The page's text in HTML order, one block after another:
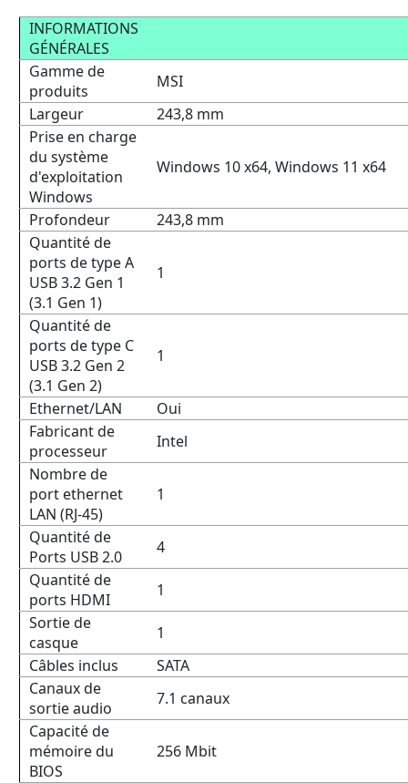
INFORMATIONS
GÉNÉRALES
Gamme de
produits
MSI
Largeur
243,8 mm
Prise en charge
du système
d'exploitation
Windows
Windows 10 x64, Windows 11 x64
Profondeur
243,8 mm
Quantité de
ports de type A
USB 3.2 Gen 1
(3.1 Gen 1)
1
Quantité de
ports de type C
USB 3.2 Gen 2
(3.1 Gen 2)
1
Ethernet/LAN
Oui
Fabricant de
processeur
Intel
Nombre de
port ethernet
LAN (RJ-45)
1
Quantité de
Ports USB 2.0
4
Quantité de
ports HDMI
1
Sortie de
casque
1
Câbles inclus
SATA
Canaux de
sortie audio
7.1 canaux
Capacité de
mémoire du
BIOS
256 Mbit